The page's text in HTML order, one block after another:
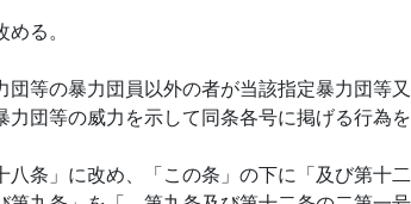
る。
等の暴力団員以外の者が当該指定暴力団等
団等の威力を示して同条各号に掲げる行為
条」に改め、「この条」の下に「及び第十